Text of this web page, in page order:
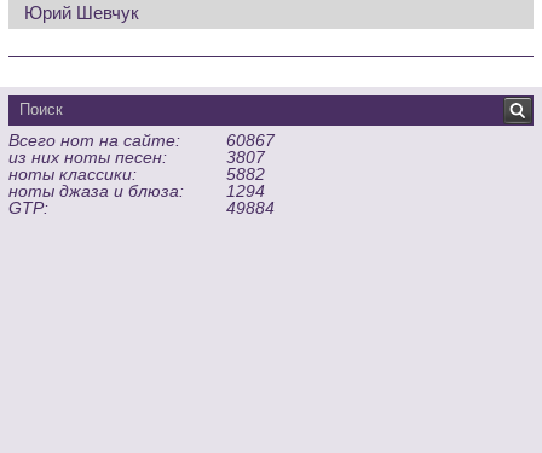
Юрий Шевчук
Всего нот на сайте:
60867
из них ноты песен:
3807
ноты классики:
5882
ноты джаза и блюза:
1294
GTP:
49884